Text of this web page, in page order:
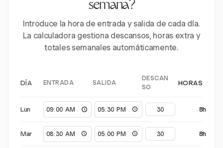
semana?
Introduce la hora de entrada y salida de cada día.
La calculadora gestiona descansos, horas extra y
totales semanales automáticamente.
DÍA ENTRADA SALIDA
DESCAN
SO
HORAS
Lun 8h
Mar 8h